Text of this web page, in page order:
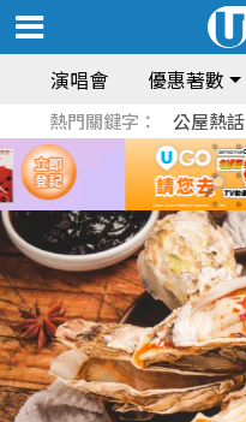
演唱會 優惠著數
熱門關鍵字： 公屋熱話